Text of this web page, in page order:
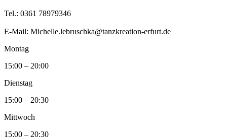
Tel.: 0361 78979346
E-Mail: Michelle.lebruschka@tanzkreation-erfurt.de
Montag
15:00 – 20:00
Dienstag
15:00 – 20:30
Mittwoch
15:00 – 20:30